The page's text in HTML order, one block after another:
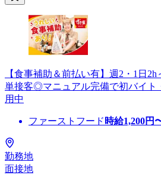
【食事補助＆前払い有】週2・1日
単接客◎マニュアル完備で初バイト
用中
ファーストフード 時給1,200円
勤務地
面接地